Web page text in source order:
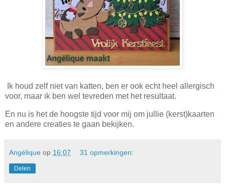
Ik houd zelf niet van katten, ben er ook echt heel allergisch
voor, maar ik ben wel tevreden met het resultaat.
En nu is het de hoogste tijd voor mij om jullie (kerst)kaarten
en andere creaties te gaan bekijken.
Angélique op 16:07 31 opmerkingen:
Delen